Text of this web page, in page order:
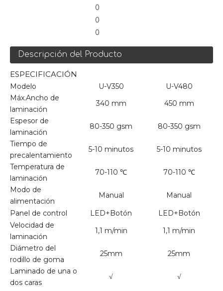
0
0
0
Descripción del Producto
ESPECIFICACIÓN
Modelo U-V350
U-V480
Máx.Ancho de
laminación
340 mm
450 mm
Espesor de
laminación
80-350 gsm
80-350 gsm
Tiempo de
precalentamiento
5-10 minutos
5-10 minutos
Temperatura de
laminación
70-110 ℃
70-110 ℃
Modo de
alimentación
Manual
Manual
Panel de control
LED+Botón
LED+Botón
Velocidad de
laminación
1,1 m/min
1,1 m/min
Diámetro del
rodillo de goma
25mm
25mm
Laminado de una o
dos caras
√
√